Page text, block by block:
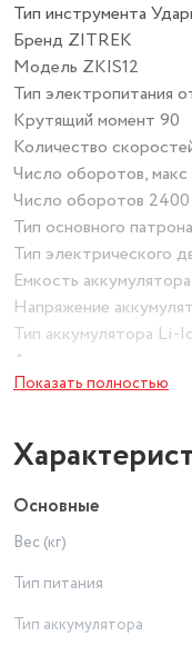
Тип инструмента
Бренд ZITREK
Модель ZKIS12
Тип электропитания
Крутящий момент 90
Количество
Число оборотов,
Число оборотов
Тип основного
Тип электрического
Емкость
Напряжение
Тип аккумулятора Li-
Аккумулятор в
Запасная АКБ в
Зарядное устройство
Встроенный фонарик
Жесткий кейс в
устройство,
Длина инструмента 270
Вес товара 1
Показать полностью
Основные
Вес (кг)
Тип питания
Тип аккумулятора